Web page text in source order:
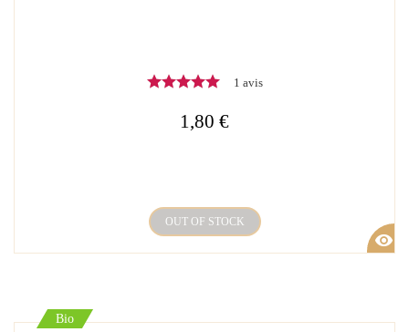
1 avis
1,80 €
OUT OF STOCK
visibility
Bio